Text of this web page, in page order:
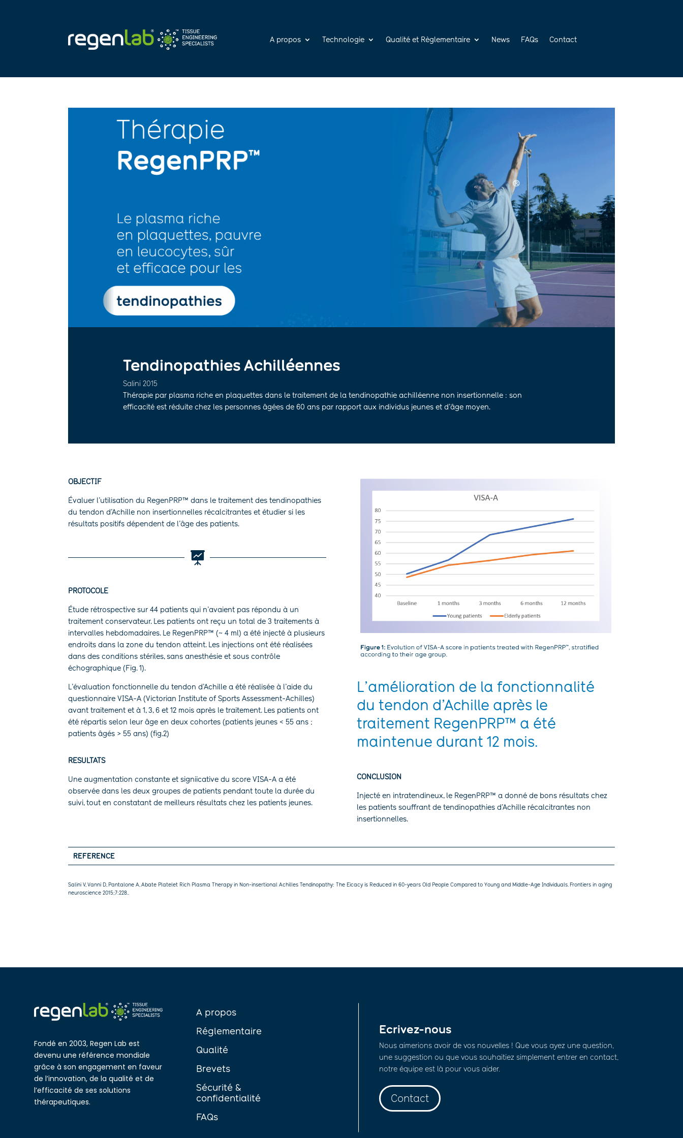
A propos Technologie Qualité et Règlementaire News FAQs Contact
Tendinopathies Achilléennes
Salini 2015
Thérapie par plasma riche en plaquettes dans le traitement de la tendinopathie achilléenne non insertionnelle : son
efficacité est réduite chez les personnes âgées de 60 ans par rapport aux individus jeunes et d’âge moyen.
OBJECTIF
Évaluer l’utilisation du RegenPRP™ dans le traitement des tendinopathies
du tendon d’Achille non insertionnelles récalcitrantes et étudier si les
résultats positifs dépendent de l’âge des patients.

PROTOCOLE
Étude rétrospective sur 44 patients qui n’avaient pas répondu à un
traitement conservateur. Les patients ont reçu un total de 3 traitements à
intervalles hebdomadaires. Le RegenPRP™ (~ 4 ml) a été injecté à plusieurs
endroits dans la zone du tendon atteint. Les injections ont été réalisées
dans des conditions stériles, sans anesthésie et sous contrôle
échographique (Fig. 1).
L’évaluation fonctionnelle du tendon d’Achille a été réalisée à l’aide du
questionnaire VISA-A (Victorian Institute of Sports Assessment-Achilles)
avant traitement et à 1, 3, 6 et 12 mois après le traitement. Les patients ont
été répartis selon leur âge en deux cohortes (patients jeunes < 55 ans ;
patients âgés > 55 ans) (fig.2)
RESULTATS
Une augmentation constante et signiicative du score VISA-A a été
observée dans les deux groupes de patients pendant toute la durée du
suivi, tout en constatant de meilleurs résultats chez les patients jeunes.
L’amélioration de la fonctionnalité
du tendon d’Achille après le
traitement RegenPRP™ a été
maintenue durant 12 mois.
CONCLUSION
Injecté en intratendineux, le RegenPRP™ a donné de bons résultats chez
les patients souffrant de tendinopathies d’Achille récalcitrantes non
insertionnelles.
REFERENCE
Salini V, Vanni D, Pantalone A, Abate Platelet Rich Plasma Therapy in Non-insertional Achilles Tendinopathy: The Eicacy is Reduced in 60-years Old People Compared to Young and Middle-Age Individuals. Frontiers in aging
neuroscience 2015;7:228..
Fondé en 2003, Regen Lab est
devenu une référence mondiale
grâce à son engagement en faveur
de l’innovation, de la qualité et de
l’efficacité de ses solutions
thérapeutiques.
A propos
Réglementaire
Qualité
Brevets
Sécurité &
confidentialité
FAQs
Ecrivez-nous
Nous aimerions avoir de vos nouvelles ! Que vous ayez une question,
une suggestion ou que vous souhaitiez simplement entrer en contact,
notre équipe est là pour vous aider.
Contact